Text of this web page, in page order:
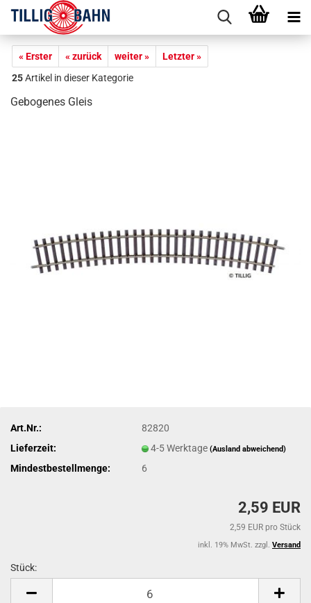
« Erster « zurück weiter »
Letzter »
25Artikel in dieser Kategorie
Gebogenes Gleis
Art.Nr.:
82820
Lieferzeit:
4-5 Werktage(Ausland abweichend)
Mindestbestellmenge: 6
2,59 EUR
2,59 EUR pro Stück
inkl. 19% MwSt. zzgl. Versand
Stück: